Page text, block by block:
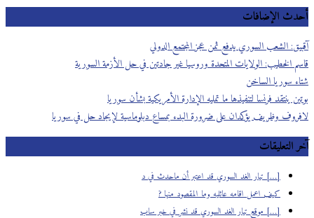
أحدث الإضافات
آقبيق: الشعب السوري يدفع ثمن عجز المجتمع الدولي
قاسم الخطيب: الولايات المتحدة وروسيا غير جادتين في حل الأزمة السورية
شتاء سوريا الساخن
بوتين ينتقد فرنسا لتنفيذها ما تمليه الإدارة الأمريكية بشأن سوريا
لافروف وظريف يؤكدان على ضرورة البدء بمساع دبلوماسية لإيجاد حل في سوريا
آخر التعليقات
[…] تيار الغد السوري قد اعتبر أن ماحدث في د
كيف اعمل اقامه عائليه وما المقصود منها ?
[…] موقع تيار الغد السوري قد نشر في خبر ساب